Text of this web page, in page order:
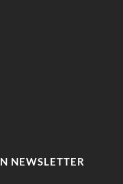
NEWSLETTER